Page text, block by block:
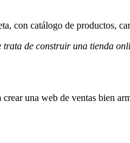
con catálogo de productos,
de construir una tienda
una web de ventas bien